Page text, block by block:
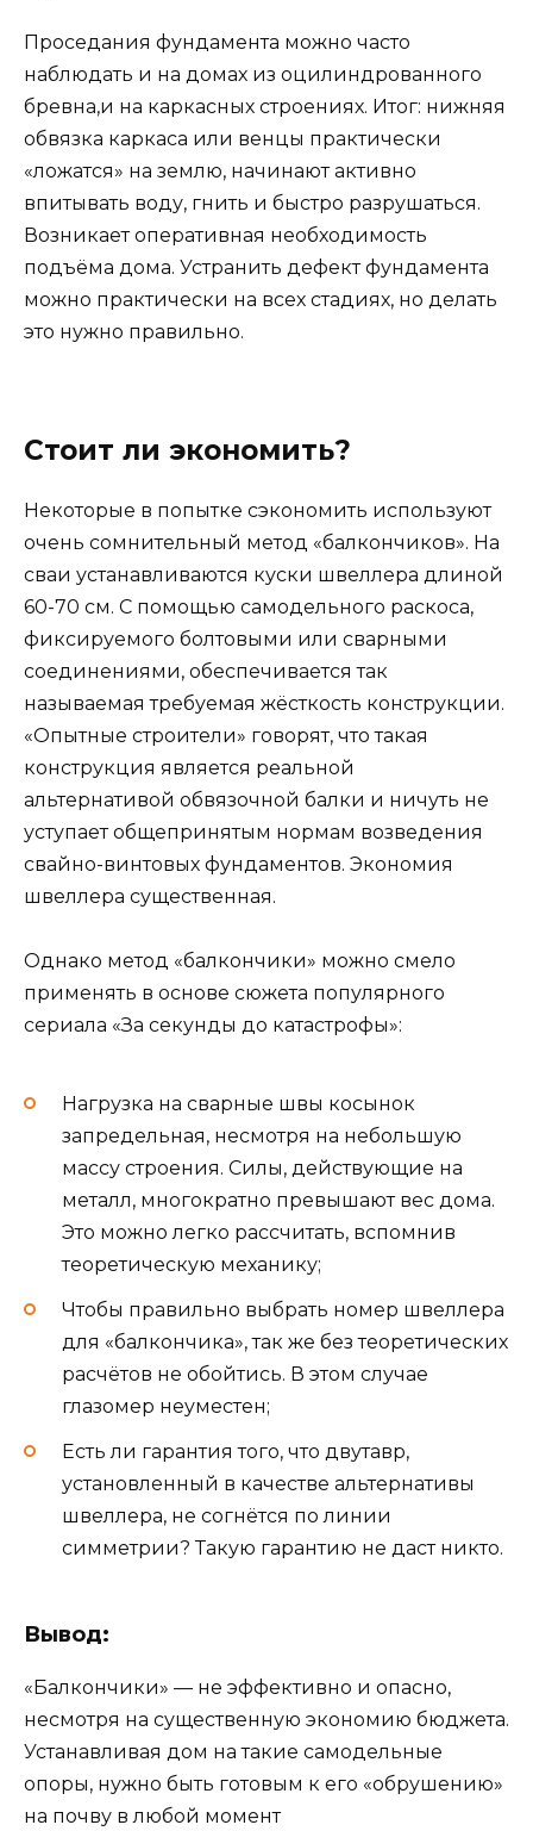
Проседания фундамента можно часто
наблюдать и на домах из оцилиндрованного
бревна,и на каркасных строениях. Итог: нижняя
обвязка каркаса или венцы практически
«ложатся» на землю, начинают активно
впитывать воду, гнить и быстро разрушаться.
Возникает оперативная необходимость
подъёма дома. Устранить дефект фундамента
можно практически на всех стадиях, но делать
это нужно правильно.
Стоит ли экономить?
Некоторые в попытке сэкономить используют
очень сомнительный метод «балкончиков». На
сваи устанавливаются куски швеллера длиной
60-70 см. С помощью самодельного раскоса,
фиксируемого болтовыми или сварными
соединениями, обеспечивается так
называемая требуемая жёсткость конструкции.
«Опытные строители» говорят, что такая
конструкция является реальной
альтернативой обвязочной балки и ничуть не
уступает общепринятым нормам возведения
свайно-винтовых фундаментов. Экономия
швеллера существенная.
Однако метод «балкончики» можно смело
применять в основе сюжета популярного
сериала «За секунды до катастрофы»:
Нагрузка на сварные швы косынок
запредельная, несмотря на небольшую
массу строения. Силы, действующие на
металл, многократно превышают вес дома.
Это можно легко рассчитать, вспомнив
теоретическую механику;
Чтобы правильно выбрать номер швеллера
для «балкончика», так же без теоретических
расчётов не обойтись. В этом случае
глазомер неуместен;
Есть ли гарантия того, что двутавр,
установленный в качестве альтернативы
швеллера, не согнётся по линии
симметрии? Такую гарантию не даст никто.
Вывод:
«Балкончики» — не эффективно и опасно,
несмотря на существенную экономию бюджета.
Устанавливая дом на такие самодельные
опоры, нужно быть готовым к его «обрушению»
на почву в любой момент